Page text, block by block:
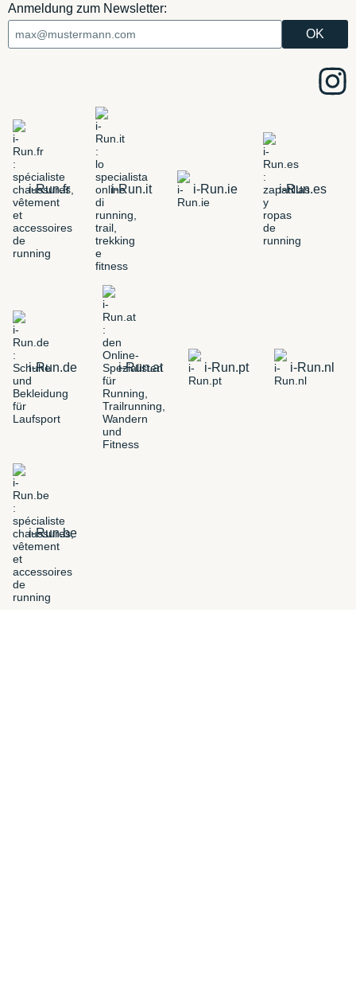
Anmeldung zum Newsletter:
i-Run.fr i-Run.it i-Run.ie i-Run.es
i-Run.de i-Run.at i-Run.pt i-Run.nl
i-Run.be